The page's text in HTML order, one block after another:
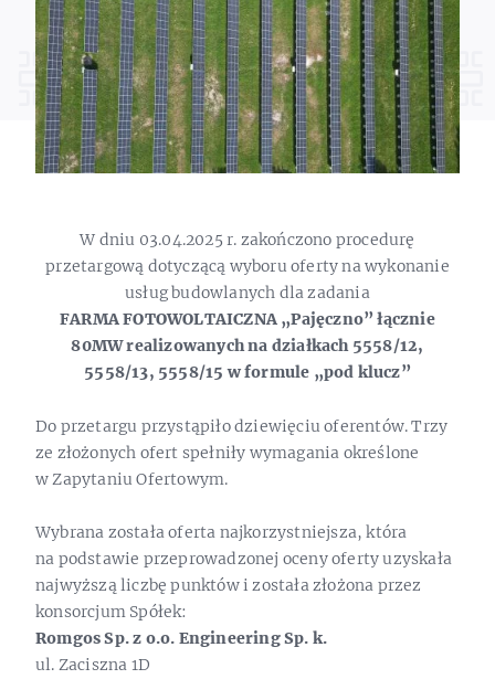
W dniu 03.04.2025 r. zakończono procedurę
przetargową dotyczącą wyboru oferty na wykonanie
usług budowlanych dla zadania
FARMA FOTOWOLTAICZNA „Pajęczno” łącznie
80MW realizowanych na działkach 5558/12,
5558/13, 5558/15 w formule „pod klucz”
Do przetargu przystąpiło dziewięciu oferentów. Trzy
ze złożonych ofert spełniły wymagania określone
w Zapytaniu Ofertowym.
Wybrana została oferta najkorzystniejsza, która
na podstawie przeprowadzonej oceny oferty uzyskała
najwyższą liczbę punktów i została złożona przez
konsorcjum Spółek:
Romgos Sp. z o.o. Engineering Sp. k.
ul. Zaciszna 1D